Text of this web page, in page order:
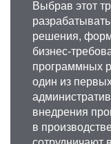
Выбрав этот
решения,
бизнес-
программных
один из
внедрения
в